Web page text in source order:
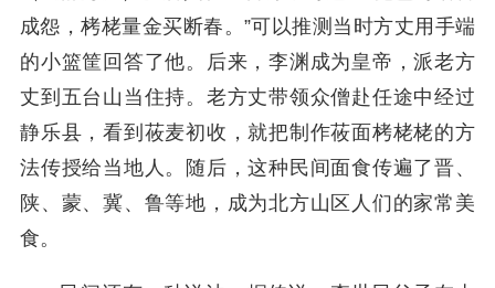
成怨，栲栳量金买断春。”可以推测当时方丈用手端
的小篮筐回答了他。后来，李渊成为皇帝，派老方
丈到五台山当住持。老方丈带领众僧赴任途中经过
静乐县，看到莜麦初收，就把制作莜面栲栳栳的方
法传授给当地人。随后，这种民间面食传遍了晋、
陕、蒙、冀、鲁等地，成为北方山区人们的家常美
食。